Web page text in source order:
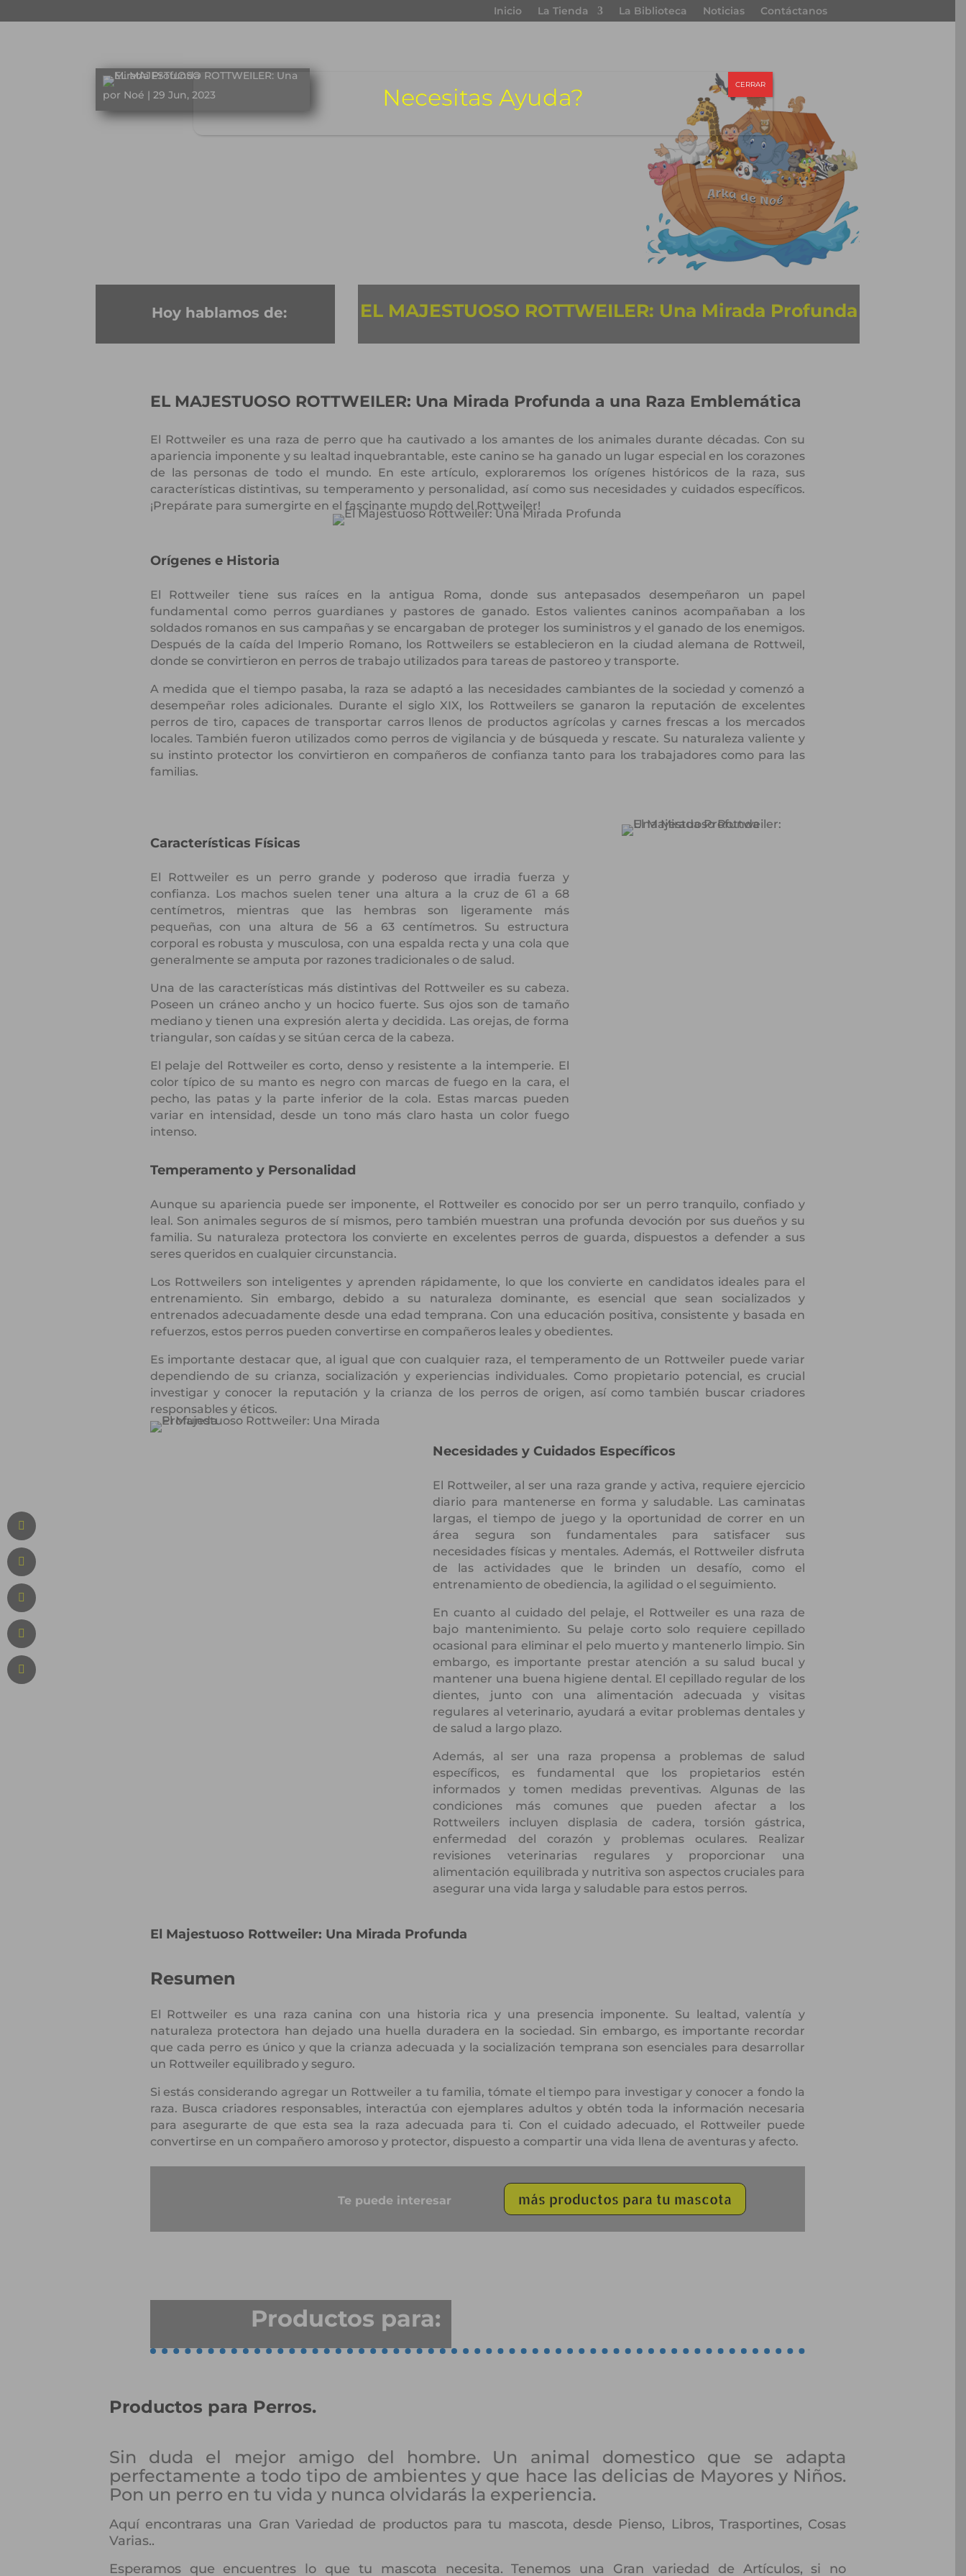
Inicio La Tienda La Biblioteca Noticias Contáctanos
por Noé | 29 Jun, 2023
Hoy hablamos de: EL MAJESTUOSO ROTTWEILER: Una Mirada Profunda
EL MAJESTUOSO ROTTWEILER: Una Mirada Profunda a una Raza Emblemática
El Rottweiler es una raza de perro que ha cautivado a los amantes de los animales durante décadas. Con su
apariencia imponente y su lealtad inquebrantable, este canino se ha ganado un lugar especial en los corazones
de las personas de todo el mundo. En este artículo, exploraremos los orígenes históricos de la raza, sus
características distintivas, su temperamento y personalidad, así como sus necesidades y cuidados específicos.
¡Prepárate para sumergirte en el fascinante mundo del Rottweiler!
Orígenes e Historia
El Rottweiler tiene sus raíces en la antigua Roma, donde sus antepasados desempeñaron un papel
fundamental como perros guardianes y pastores de ganado. Estos valientes caninos acompañaban a los
soldados romanos en sus campañas y se encargaban de proteger los suministros y el ganado de los enemigos.
Después de la caída del Imperio Romano, los Rottweilers se establecieron en la ciudad alemana de Rottweil,
donde se convirtieron en perros de trabajo utilizados para tareas de pastoreo y transporte.
A medida que el tiempo pasaba, la raza se adaptó a las necesidades cambiantes de la sociedad y comenzó a
desempeñar roles adicionales. Durante el siglo XIX, los Rottweilers se ganaron la reputación de excelentes
perros de tiro, capaces de transportar carros llenos de productos agrícolas y carnes frescas a los mercados
locales. También fueron utilizados como perros de vigilancia y de búsqueda y rescate. Su naturaleza valiente y
su instinto protector los convirtieron en compañeros de confianza tanto para los trabajadores como para las
familias.
Características Físicas
El Rottweiler es un perro grande y poderoso que irradia fuerza y
confianza. Los machos suelen tener una altura a la cruz de 61 a 68
centímetros, mientras que las hembras son ligeramente más
pequeñas, con una altura de 56 a 63 centímetros. Su estructura
corporal es robusta y musculosa, con una espalda recta y una cola que
generalmente se amputa por razones tradicionales o de salud.
Una de las características más distintivas del Rottweiler es su cabeza.
Poseen un cráneo ancho y un hocico fuerte. Sus ojos son de tamaño
mediano y tienen una expresión alerta y decidida. Las orejas, de forma
triangular, son caídas y se sitúan cerca de la cabeza.
El pelaje del Rottweiler es corto, denso y resistente a la intemperie. El
color típico de su manto es negro con marcas de fuego en la cara, el
pecho, las patas y la parte inferior de la cola. Estas marcas pueden
variar en intensidad, desde un tono más claro hasta un color fuego
intenso.
Temperamento y Personalidad
Aunque su apariencia puede ser imponente, el Rottweiler es conocido por ser un perro tranquilo, confiado y
leal. Son animales seguros de sí mismos, pero también muestran una profunda devoción por sus dueños y su
familia. Su naturaleza protectora los convierte en excelentes perros de guarda, dispuestos a defender a sus
seres queridos en cualquier circunstancia.
Los Rottweilers son inteligentes y aprenden rápidamente, lo que los convierte en candidatos ideales para el
entrenamiento. Sin embargo, debido a su naturaleza dominante, es esencial que sean socializados y
entrenados adecuadamente desde una edad temprana. Con una educación positiva, consistente y basada en
refuerzos, estos perros pueden convertirse en compañeros leales y obedientes.
Es importante destacar que, al igual que con cualquier raza, el temperamento de un Rottweiler puede variar
dependiendo de su crianza, socialización y experiencias individuales. Como propietario potencial, es crucial
investigar y conocer la reputación y la crianza de los perros de origen, así como también buscar criadores
responsables y éticos.
Necesidades y Cuidados Específicos
El Rottweiler, al ser una raza grande y activa, requiere ejercicio
diario para mantenerse en forma y saludable. Las caminatas
largas, el tiempo de juego y la oportunidad de correr en un
área segura son fundamentales para satisfacer sus
necesidades físicas y mentales. Además, el Rottweiler disfruta
de las actividades que le brinden un desafío, como el
entrenamiento de obediencia, la agilidad o el seguimiento.
En cuanto al cuidado del pelaje, el Rottweiler es una raza de
bajo mantenimiento. Su pelaje corto solo requiere cepillado
ocasional para eliminar el pelo muerto y mantenerlo limpio. Sin
embargo, es importante prestar atención a su salud bucal y
mantener una buena higiene dental. El cepillado regular de los
dientes, junto con una alimentación adecuada y visitas
regulares al veterinario, ayudará a evitar problemas dentales y
de salud a largo plazo.
Además, al ser una raza propensa a problemas de salud
específicos, es fundamental que los propietarios estén
informados y tomen medidas preventivas. Algunas de las
condiciones más comunes que pueden afectar a los
Rottweilers incluyen displasia de cadera, torsión gástrica,
enfermedad del corazón y problemas oculares. Realizar
revisiones veterinarias regulares y proporcionar una
alimentación equilibrada y nutritiva son aspectos cruciales para
asegurar una vida larga y saludable para estos perros.
El Majestuoso Rottweiler: Una Mirada Profunda
Resumen
El Rottweiler es una raza canina con una historia rica y una presencia imponente. Su lealtad, valentía y
naturaleza protectora han dejado una huella duradera en la sociedad. Sin embargo, es importante recordar
que cada perro es único y que la crianza adecuada y la socialización temprana son esenciales para desarrollar
un Rottweiler equilibrado y seguro.
Si estás considerando agregar un Rottweiler a tu familia, tómate el tiempo para investigar y conocer a fondo la
raza. Busca criadores responsables, interactúa con ejemplares adultos y obtén toda la información necesaria
para asegurarte de que esta sea la raza adecuada para ti. Con el cuidado adecuado, el Rottweiler puede
convertirse en un compañero amoroso y protector, dispuesto a compartir una vida llena de aventuras y afecto.
Te puede interesar más productos para tu mascota
Productos para:
Productos para Perros.
Sin duda el mejor amigo del hombre. Un animal domestico que se adapta
perfectamente a todo tipo de ambientes y que hace las delicias de Mayores y Niños.
Pon un perro en tu vida y nunca olvidarás la experiencia.
Aquí encontraras una Gran Variedad de productos para tu mascota, desde Pienso, Libros, Trasportines, Cosas
Varias..
Esperamos que encuentres lo que tu mascota necesita. Tenemos una Gran variedad de Artículos, si no
Necesitas Ayuda? CERRAR